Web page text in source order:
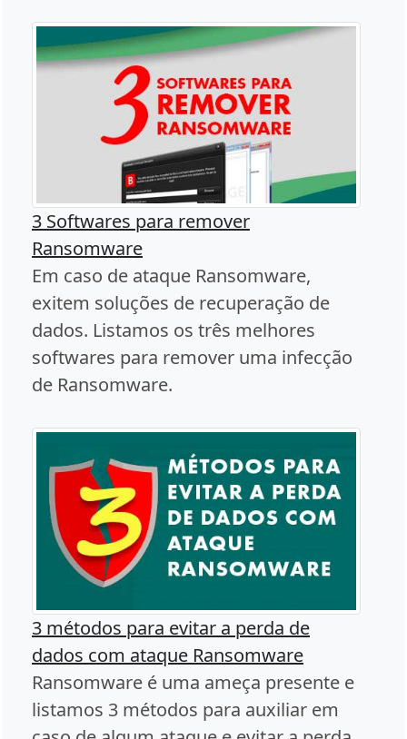
3 Softwares para remover
Ransomware
Em caso de ataque Ransomware,
exitem soluções de recuperação de
dados. Listamos os três melhores
softwares para remover uma infecção
de Ransomware.
3 métodos para evitar a perda de
dados com ataque Ransomware
Ransomware é uma ameça presente e
listamos 3 métodos para auxiliar em